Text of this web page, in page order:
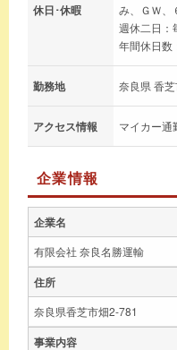
休日･休暇
み、ＧＷ、
週休二日：
年間休日数
勤務地 奈良県 香
アクセス情報 マイカー通
企業情報
企業名
有限会社 奈良名勝運輸
住所
奈良県香芝市畑2-781
事業内容